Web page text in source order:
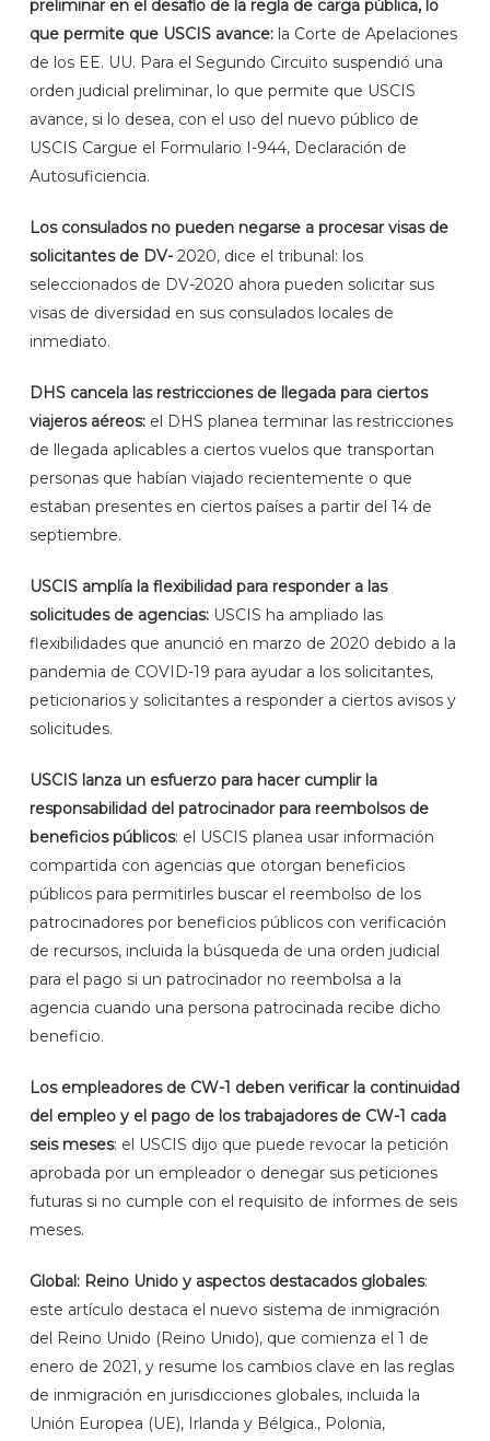
preliminar en el desafío de la regla de carga pública, lo
que permite que USCIS avance:la Corte de Apelaciones
de los EE. UU. Para el Segundo Circuito suspendió una
orden judicial preliminar, lo que permite que USCIS
avance, si lo desea, con el uso del nuevo público de
USCIS Cargue el Formulario I-944, Declaración de
Autosuficiencia.
Los consulados no pueden negarse a procesar visas de
solicitantes de DV-2020, dice el tribunal: los
seleccionados de DV-2020 ahora pueden solicitar sus
visas de diversidad en sus consulados locales de
inmediato.
DHS cancela las restricciones de llegada para ciertos
viajeros aéreos:el DHS planea terminar las restricciones
de llegada aplicables a ciertos vuelos que transportan
personas que habían viajado recientemente o que
estaban presentes en ciertos países a partir del 14 de
septiembre.
USCIS amplía la flexibilidad para responder a las
solicitudes de agencias:USCIS ha ampliado las
flexibilidades que anunció en marzo de 2020 debido a la
pandemia de COVID-19 para ayudar a los solicitantes,
peticionarios y solicitantes a responder a ciertos avisos y
solicitudes.
USCIS lanza un esfuerzo para hacer cumplir la
responsabilidad del patrocinador para reembolsos de
beneficios públicos: el USCIS planea usar información
compartida con agencias que otorgan beneficios
públicos para permitirles buscar el reembolso de los
patrocinadores por beneficios públicos con verificación
de recursos, incluida la búsqueda de una orden judicial
para el pago si un patrocinador no reembolsa a la
agencia cuando una persona patrocinada recibe dicho
beneficio.
Los empleadores de CW-1 deben verificar la continuidad
del empleo y el pago de los trabajadores de CW-1 cada
seis meses: el USCIS dijo que puede revocar la petición
aprobada por un empleador o denegar sus peticiones
futuras si no cumple con el requisito de informes de seis
meses.
Global: Reino Unido y aspectos destacados globales:
este artículo destaca el nuevo sistema de inmigración
del Reino Unido (Reino Unido), que comienza el 1 de
enero de 2021, y resume los cambios clave en las reglas
de inmigración en jurisdicciones globales, incluida la
Unión Europea (UE), Irlanda y Bélgica., Polonia,